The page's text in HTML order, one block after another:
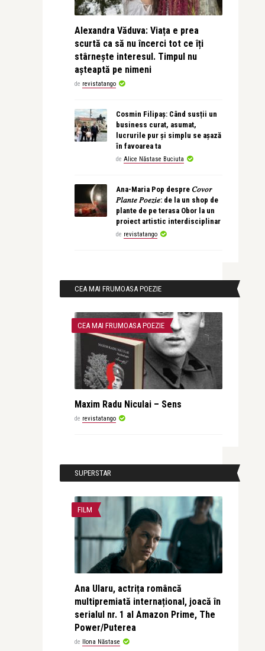
Alexandra Văduva: Viața e prea
scurtă ca să nu încerci tot ce îți
stârnește interesul. Timpul nu
așteaptă pe nimeni
de revistatango
Cosmin Filipaș: Când susții un
business curat, asumat,
lucrurile pur și simplu se așază
în favoarea ta
de Alice Năstase Buciuta
Ana-Maria Pop despre 𝐶𝑜𝑣𝑜𝑟
𝑃𝑙𝑎𝑛𝑡𝑒 𝑃𝑜𝑒𝑧𝑖𝑒: de la un shop de
plante de pe terasa Obor la un
proiect artistic interdisciplinar
de revistatango
CEA MAI FRUMOASA POEZIE
CEA MAI FRUMOASA POEZIE
Maxim Radu Niculai – Sens
de revistatango
SUPERSTAR
FILM
Ana Ularu, actrița româncă
multipremiată internațional, joacă în
serialul nr. 1 al Amazon Prime, The
Power/Puterea
de Ilona Năstase